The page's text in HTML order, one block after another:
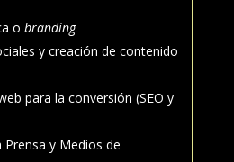
o branding
y creación de contenido
para la conversión (SEO y
y Medios de